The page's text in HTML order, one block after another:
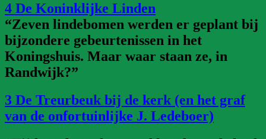
4 De Koninklijke Linden
“Zeven lindebomen werden er geplant bij
bijzondere gebeurtenissen in het
Koningshuis. Maar waar staan ze, in
Randwijk?”
3 De Treurbeuk bij de kerk (en het graf
van de onfortuinlijke J. Ledeboer)